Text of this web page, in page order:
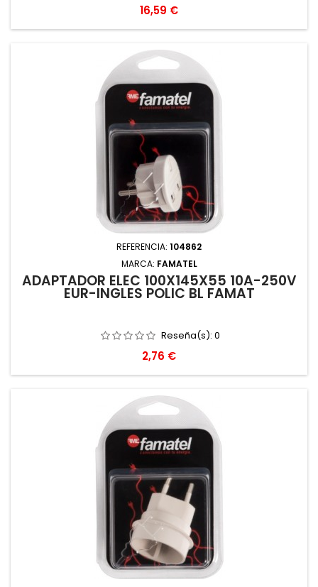
Precio
16,59 €
REFERENCIA: 104862
MARCA: FAMATEL
ADAPTADOR ELEC 100X145X55 10A-250V
EUR-INGLES POLIC BL FAMAT
Reseña(s): 0
Precio
2,76 €